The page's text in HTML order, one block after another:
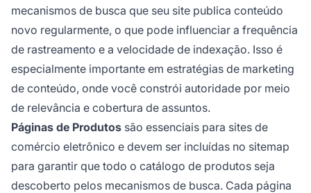
mecanismos de busca que seu site publica conteúdo
novo regularmente, o que pode influenciar a frequência
de rastreamento e a velocidade de indexação. Isso é
especialmente importante em estratégias de marketing
de conteúdo, onde você constrói autoridade por meio
de relevância e cobertura de assuntos.
Páginas de Produtos são essenciais para sites de
comércio eletrônico e devem ser incluídas no sitemap
para garantir que todo o catálogo de produtos seja
descoberto pelos mecanismos de busca. Cada página